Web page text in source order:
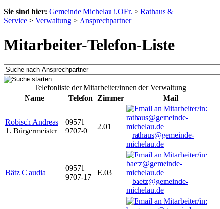
Sie sind hier: Gemeinde Michelau i.OFr. > Rathaus &
Service > Verwaltung > Ansprechpartner
Mitarbeiter-Telefon-Liste
Telefonliste der Mitarbeiter/innen der Verwaltung
Name
Telefon Zimmer Mail
Robisch Andreas
1. Bürgermeister
09571
9707-0
2.01
rathaus@gemeinde-
michelau.de
Bätz Claudia
09571
9707-17
E.03
baetz@gemeinde-
michelau.de